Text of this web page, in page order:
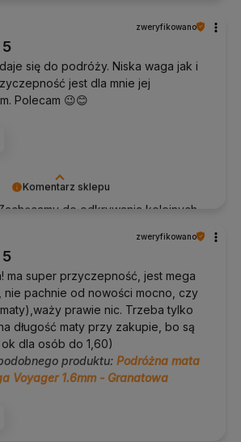
Komentarz sklepu
do odkrywania kolejnych
zweryfikowano
5
się do podróży. Niska waga jak i
jest dla mnie jej
Polecam 😉😊
zweryfikowano
5
ma super przyczepność, jest mega
nie pachnie od nowości mocno, czy
prawie nic. Trzeba tylko
długość maty przy zakupie, bo są
dla osób do 1,60)
produktu: Podróżna mata
Voyager 1.6mm - Granatowa